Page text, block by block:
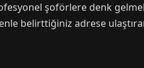
şoförlere denk
belirttiğiniz adrese